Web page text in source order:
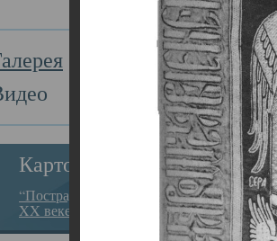
Картотека
“Пострадавшие за веру в
XX веке на Севере”
Главная